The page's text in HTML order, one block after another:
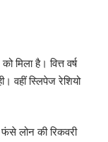
मिला है। वित्त वर्ष
वहीं स्लिपेज रेशियो
लोन की रिकवरी